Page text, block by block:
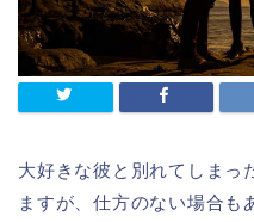
大好きな彼と別れてしま
ますが、仕方のない場合も